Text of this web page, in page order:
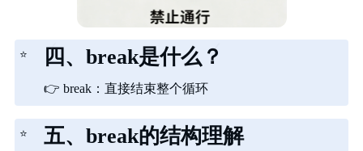
⭐ 四、break是什么？
👉 break：直接结束整个循环
⭐ 五、break的结构理解